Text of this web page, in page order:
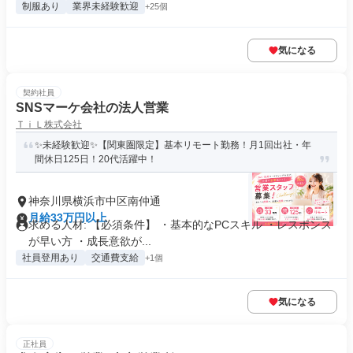
制服あり 業界未経験歓迎 +25個
気になる
契約社員
SNSマーケ会社の法人営業
ＴｉＬ株式会社
✨未経験歓迎✨【関東圏限定】基本リモート勤務！月1回出社・年
間休日125日！20代活躍中！
神奈川県横浜市中区南仲通
月給33万円以上
求める人材: 【必須条件】 ・基本的なPCスキル ・レスポンス
が早い方 ・成長意欲が...
社員登用あり 交通費支給 +1個
気になる
正社員